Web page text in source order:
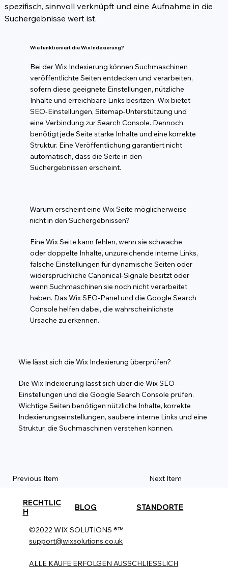
spezifisch, sinnvoll verknüpft und eine Aufnahme in die
Suchergebnisse wert ist.
Wie funktioniert die Wix Indexierung?
Bei der Wix Indexierung können Suchmaschinen
veröffentlichte Seiten entdecken und verarbeiten,
sofern diese geeignete Einstellungen, nützliche
Inhalte und erreichbare Links besitzen. Wix bietet
SEO-Einstellungen, Sitemap-Unterstützung und
eine Verbindung zur Search Console. Dennoch
benötigt jede Seite starke Inhalte und eine korrekte
Struktur. Eine Veröffentlichung garantiert nicht
automatisch, dass die Seite in den
Suchergebnissen erscheint.
Warum erscheint eine Wix Seite möglicherweise
nicht in den Suchergebnissen?
Eine Wix Seite kann fehlen, wenn sie schwache
oder doppelte Inhalte, unzureichende interne Links,
falsche Einstellungen für dynamische Seiten oder
widersprüchliche Canonical-Signale besitzt oder
wenn Suchmaschinen sie noch nicht verarbeitet
haben. Das Wix SEO-Panel und die Google Search
Console helfen dabei, die wahrscheinlichste
Ursache zu erkennen.
Wie lässt sich die Wix Indexierung überprüfen?
Die Wix Indexierung lässt sich über die Wix SEO-
Einstellungen und die Google Search Console prüfen.
Wichtige Seiten benötigen nützliche Inhalte, korrekte
Indexierungseinstellungen, saubere interne Links und eine
Struktur, die Suchmaschinen verstehen können.
Previous Item Next Item
RECHTLIC
H
BLOG STANDORTE
©2022 WIX SOLUTIONS ®™
support@wixsolutions.co.uk
ALLE KÄUFE ERFOLGEN AUSSCHLIESSLICH